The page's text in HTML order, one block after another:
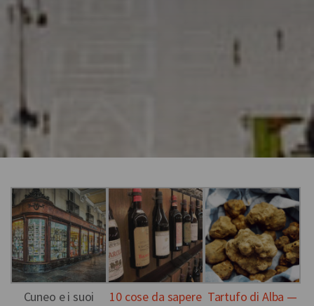
Cuneo e i suoi
10 cose da sapere Tartufo di Alba —